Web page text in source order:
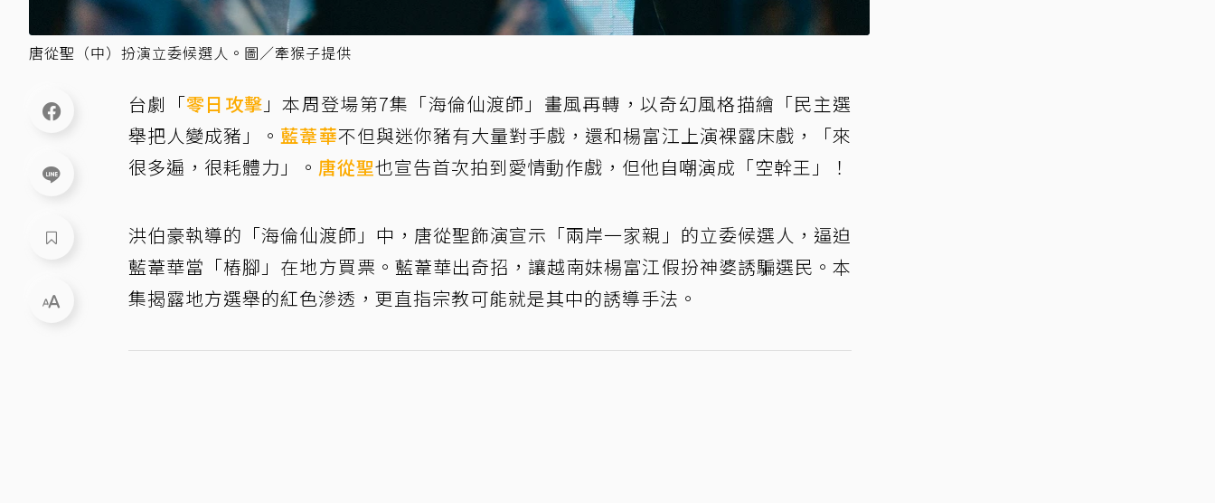
唐從聖（中）扮演立委候選人。圖／牽猴子提供
台劇「零日攻擊 」本周登場第7集「海倫仙渡師」畫風再轉，以奇幻風格描繪「民主選
舉把人變成豬」。藍葦華不但與迷你豬有大量對手戲，還和楊富江上演裸露床戲，「來
很多遍，很耗體力」。 唐從聖也宣告首次拍到愛情動作戲，但他自嘲演成「空幹王」！
洪伯豪執導的「海倫仙渡師」中，唐從聖飾演宣示「兩岸一家親」的立委候選人，逼迫
藍葦華當「樁腳」在地方買票。藍葦華出奇招，讓越南妹楊富江假扮神婆誘騙選民。本
集揭露地方選舉的紅色滲透，更直指宗教可能就是其中的誘導手法。